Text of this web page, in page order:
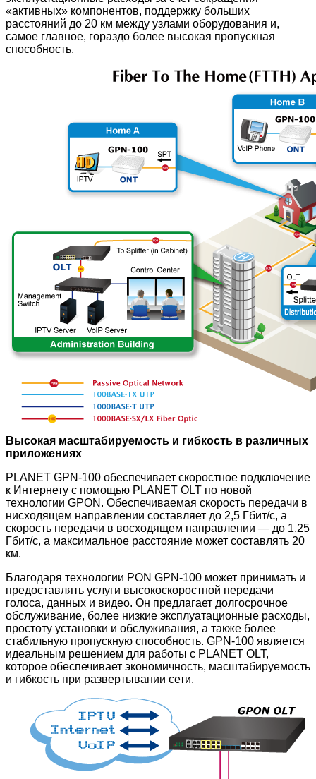
«активных» компонентов, поддержку больших
расстояний до 20 км между узлами оборудования и,
самое главное, гораздо более высокая пропускная
способность.
Высокая масштабируемость и гибкость в различных
приложениях
PLANET GPN-100 обеспечивает скоростное подключение
к Интернету с помощью PLANET OLT по новой
технологии GPON. Обеспечиваемая скорость передачи в
нисходящем направлении составляет до 2,5 Гбит/с, а
скорость передачи в восходящем направлении — до 1,25
Гбит/с, а максимальное расстояние может составлять 20
км.
Благодаря технологии PON GPN-100 может принимать и
предоставлять услуги высокоскоростной передачи
голоса, данных и видео. Он предлагает долгосрочное
обслуживание, более низкие эксплуатационные расходы,
простоту установки и обслуживания, а также более
стабильную пропускную способность. GPN-100 является
идеальным решением для работы с PLANET OLT,
которое обеспечивает экономичность, масштабируемость
и гибкость при развертывании сети.